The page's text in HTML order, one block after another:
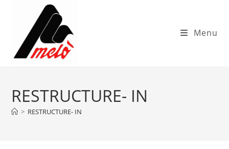
Menu
RESTRUCTURE- IN
> RESTRUCTURE- IN